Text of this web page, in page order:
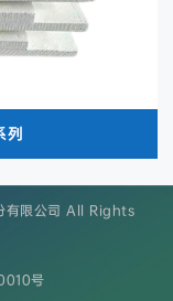
限公司 All Rights
号